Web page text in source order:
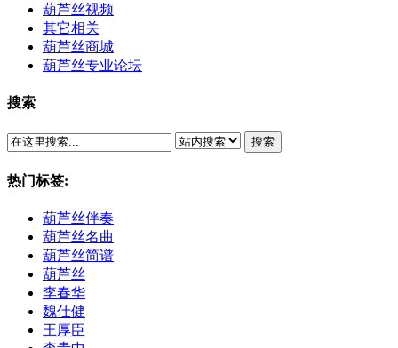
葫芦丝视频
其它相关
葫芦丝商城
葫芦丝专业论坛
搜索
搜索
热门标签:
葫芦丝伴奏
葫芦丝名曲
葫芦丝简谱
葫芦丝
李春华
魏仕健
王厚臣